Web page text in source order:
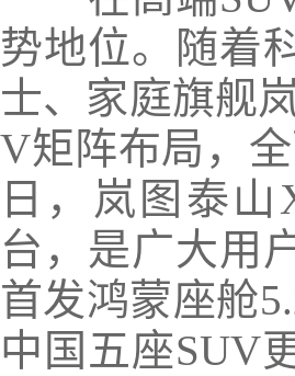
势地位。随着
士、家庭旗舰
V矩阵布局，
日，岚图泰
台，是广大用
首发鸿蒙座舱
中国五座SUV